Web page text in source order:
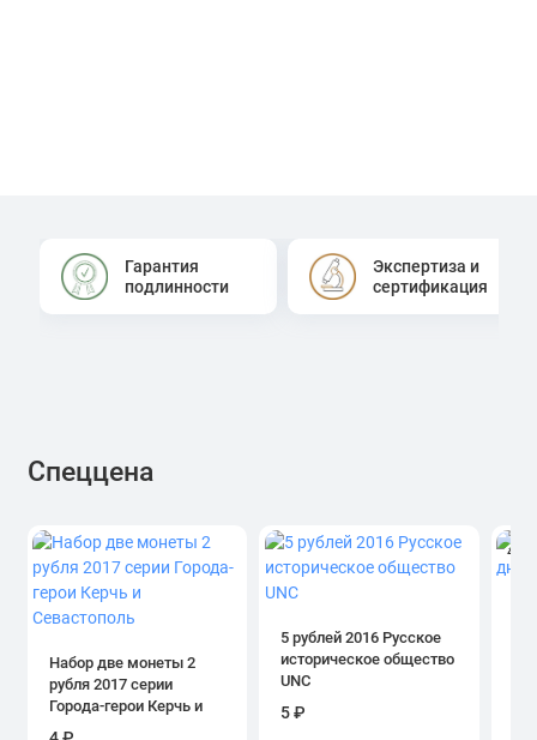
Гарантия
подлинности
Экспертиза и
сертификация
Спеццена
Набор две монеты 2
рубля 2017 серии
Города-герои Керчь и
Севастополь
5 рублей 2016 Русское
историческое общество
UNC
5 ₽
4.0